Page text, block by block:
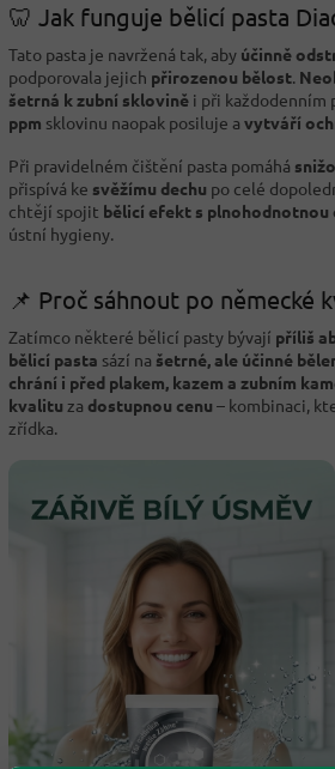
🦷 Jak funguje bělicí pasta
Tato pasta je navržená tak, aby účinně
podporovala jejich přirozenou bělost.
šetrná k zubní sklovině i při každodenním
ppm sklovinu naopak posiluje a vytváří
Při pravidelném čištění pasta pomáhá
přispívá ke svěžímu dechu po celé
chtějí spojit bělicí efekt s plnohodnotnou
ústní hygieny.
📌 Proč sáhnout po německé
Zatímco některé bělicí pasty bývají příliš
bělicí pasta sází na šetrné, ale účinné
chrání i před plakem, kazem a zubním
kvalitu za dostupnou cenu – kombinaci,
zřídka.